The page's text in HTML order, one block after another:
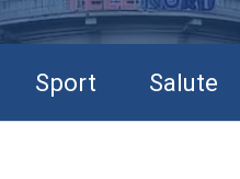
Sport Salute